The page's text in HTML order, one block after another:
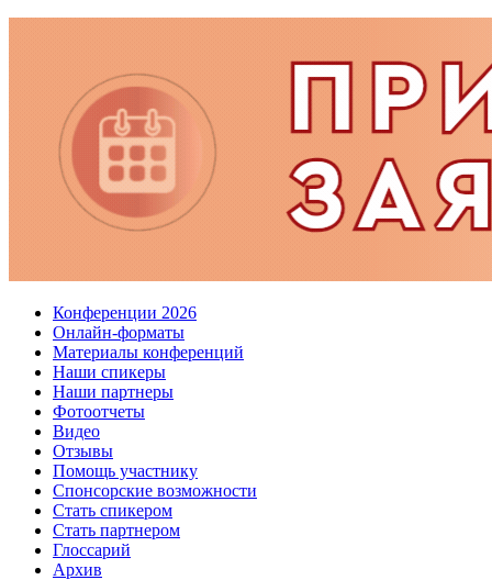
Конференции 2026
Онлайн-форматы
Материалы конференций
Наши спикеры
Наши партнеры
Фотоотчеты
Видео
Отзывы
Помощь участнику
Спонсорские возможности
Стать спикером
Стать партнером
Глоссарий
Архив